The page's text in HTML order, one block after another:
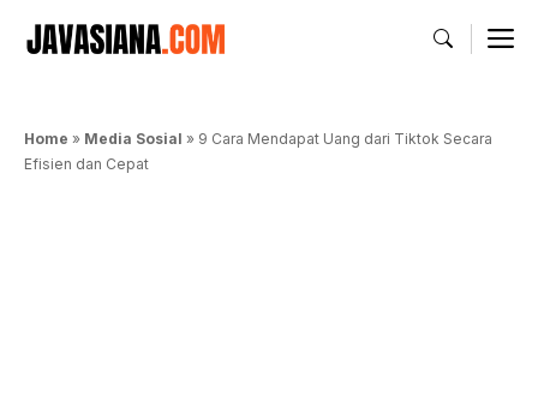
Home » Media Sosial » 9 Cara Mendapat Uang dari Tiktok Secara
Efisien dan Cepat